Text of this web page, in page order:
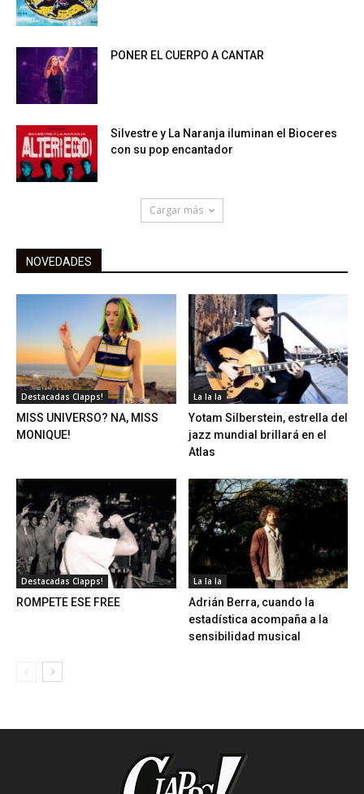
PONER EL CUERPO A CANTAR
Silvestre y La Naranja iluminan el Bioceres
con su pop encantador
Cargar más
NOVEDADES
Destacadas Clapps!
MISS UNIVERSO? NA, MISS
MONIQUE!
La la la
Yotam Silberstein, estrella del
jazz mundial brillará en el
Atlas
Destacadas Clapps!
ROMPETE ESE FREE
La la la
Adrián Berra, cuando la
estadística acompaña a la
sensibilidad musical